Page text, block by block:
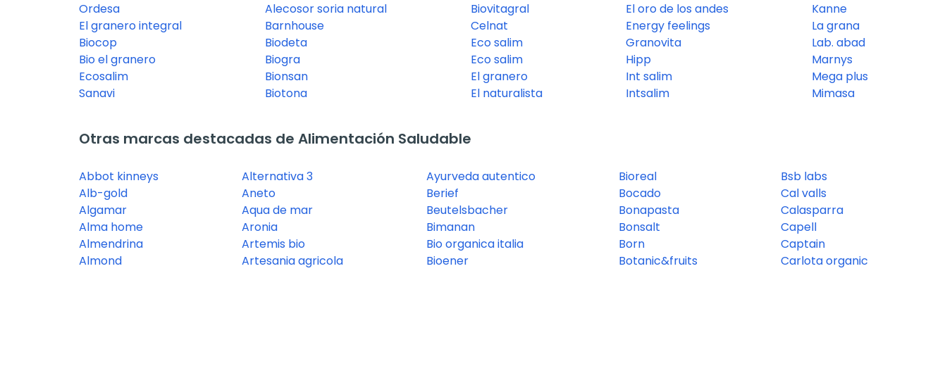
Ordesa
El granero integral
Biocop
Bio el granero
Ecosalim
Sanavi
Alecosor soria natural
Barnhouse
Biodeta
Biogra
Bionsan
Biotona
Biovitagral
Celnat
Eco salim
Eco salim
El granero
El naturalista
El oro de los andes
Energy feelings
Granovita
Hipp
Int salim
Intsalim
Kanne
La grana
Lab. abad
Marnys
Mega plus
Mimasa
Otras marcas destacadas de Alimentación Saludable
Abbot kinneys
Alb-gold
Algamar
Alma home
Almendrina
Almond
Alternativa 3
Aneto
Aqua de mar
Aronia
Artemis bio
Artesania agricola
Ayurveda autentico
Berief
Beutelsbacher
Bimanan
Bio organica italia
Bioener
Bioreal
Bocado
Bonapasta
Bonsalt
Born
Botanic&fruits
Bsb labs
Cal valls
Calasparra
Capell
Captain
Carlota organic